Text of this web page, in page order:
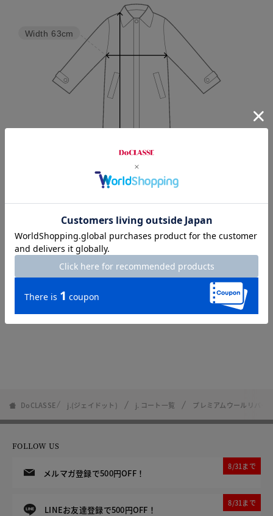
Width 63cm
DoCLASSE j.(ジェイドット) j. コート一覧 プレミアムウールリバー
FOLLOW US
メルマガ登録で500円OFF！
8/31まで
LINEお友達登録で500円OFF！
8/31まで